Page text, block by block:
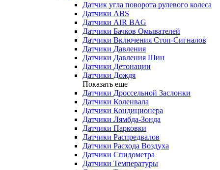
Датчик угла поворота рулевого колеса
Датчики ABS
Датчики AIR BAG
Датчики Бачков Омывателей
Датчики Включения Стоп-Сигналов
Датчики Давления
Датчики Давления Шин
Датчики Детонации
Датчики Дождя
Показать еще
Датчики Дроссельной Заслонки
Датчики Коленвала
Датчики Кондиционера
Датчики Лямбда-Зонда
Датчики Парковки
Датчики Распредвалов
Датчики Расхода Воздуха
Датчики Спидометра
Датчики Температуры